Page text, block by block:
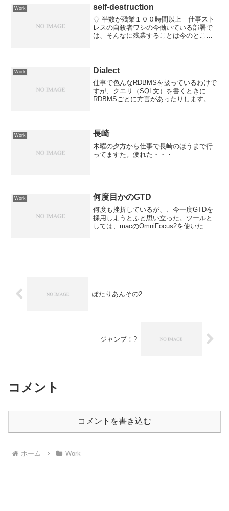
から見ていてもだし、どんどん遅延が拡
Work self-destruction
◇ 半数が残業１００時間以上 仕事スト
レスの自殺者ワシの今働いている部署で
は、そんなに残業することは今のところ
いたときは、正直...
Work Dialect
仕事で色んなRDBMSを扱っているわけで
すが、クエリ（SQL文）を書くときに
RDBMSごとに方言があったりします。
Work 長崎
木曜の夕方から仕事で長崎のほうまで行
ってますた。疲れた・・・
Work 何度目かのGTD
何度も挫折しているが、、今一度GTDを
採用しようとふと思い立った。ツールと
しては、macのOmniFocus2を使いた
ぽたりあんその2
ジャンプ！?
コメント
コメントを書き込む
ホーム Work